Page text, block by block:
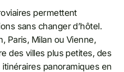
permettent
sans changer d’hôtel.
Paris, Milan ou Vienne,
des villes plus petites, des
panoramiques en